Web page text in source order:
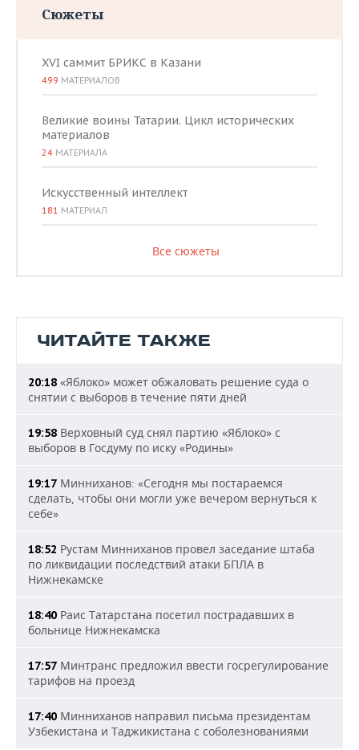
Сюжеты
XVI саммит БРИКС в Казани
499 МАТЕРИАЛОВ
Великие воины Татарии. Цикл исторических
материалов
24 МАТЕРИАЛА
Искусственный интеллект
181 МАТЕРИАЛ
Все сюжеты
ЧИТАЙТЕ ТАКЖЕ
20:18 «Яблоко» может обжаловать решение суда о
снятии с выборов в течение пяти дней
19:58 Верховный суд снял партию «Яблоко» с
выборов в Госдуму по иску «Родины»
19:17 Минниханов: «Сегодня мы постараемся
сделать, чтобы они могли уже вечером вернуться к
себе»
18:52 Рустам Минниханов провел заседание штаба
по ликвидации последствий атаки БПЛА в
Нижнекамске
18:40 Раис Татарстана посетил пострадавших в
больнице Нижнекамска
17:57 Минтранс предложил ввести госрегулирование
тарифов на проезд
17:40 Минниханов направил письма президентам
Узбекистана и Таджикистана с соболезнованиями